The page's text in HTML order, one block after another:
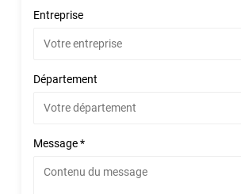
Entreprise
Département
Message *